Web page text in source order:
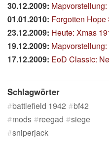
30.12.2009: Mapvorstellung:
01.01.2010: Forgotten Hope
23.12.2009: Heute: Xmas
19.12.2009: Mapvorstellung:
17.12.2009: EoD Classic:
Schlagwörter
battlefield 1942
bf42
mods
reegad
siege
sniperjack